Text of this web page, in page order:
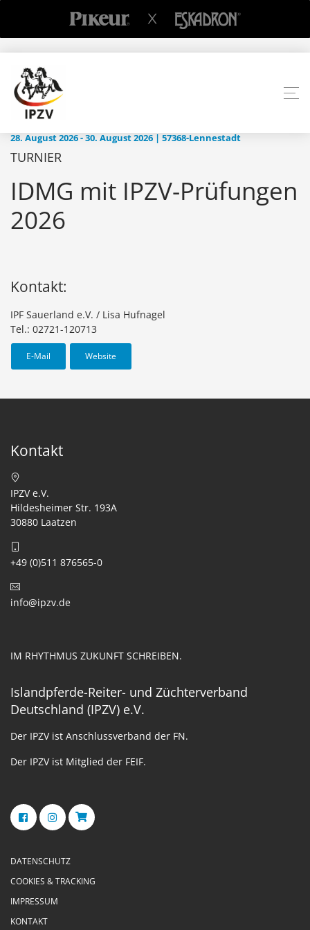
28. August 2026 - 30. August 2026 | 57368-Lennestadt
TURNIER
IDMG mit IPZV-Prüfungen
2026
Kontakt:
IPF Sauerland e.V. / Lisa Hufnagel
Tel.: 02721-120713
E-Mail Website
Kontakt
IPZV e.V.
Hildesheimer Str. 193A
30880 Laatzen
+49 (0)511 876565-0
info@ipzv.de
IM RHYTHMUS ZUKUNFT SCHREIBEN.
Islandpferde-Reiter- und Züchterverband
Deutschland (IPZV) e.V.
Der IPZV ist Anschlussverband der FN.
Der IPZV ist Mitglied der FEIF.
DATENSCHUTZ
COOKIES & TRACKING
IMPRESSUM
KONTAKT